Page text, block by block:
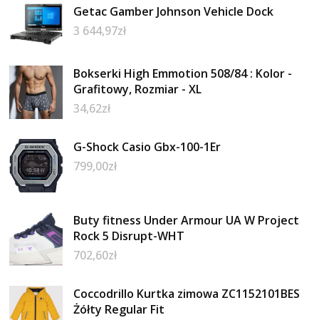
Getac Gamber Johnson Vehicle Dock
3 644,97zł
Bokserki High Emmotion 508/84 : Kolor -
Grafitowy, Rozmiar - XL
34,62zł
G-Shock Casio Gbx-100-1Er
799,00zł
Buty fitness Under Armour UA W Project
Rock 5 Disrupt-WHT
702,60zł
Coccodrillo Kurtka zimowa ZC1152101BES
Żółty Regular Fit